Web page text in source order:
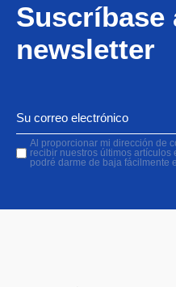
Suscríbase
newsletter
Al proporcionar mi dirección de
recibir nuestros últimos artículos
podré darme de baja fácilmente